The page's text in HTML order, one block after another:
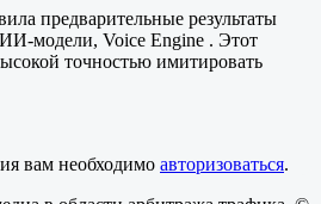
предварительные результаты
модели, Voice Engine . Этот
точностью имитировать
вам необходимо авторизоваться.